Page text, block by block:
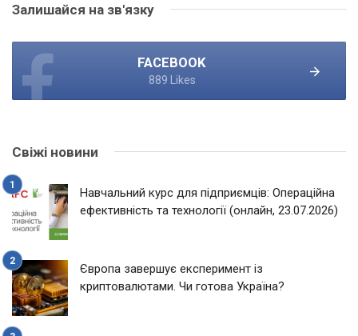
Залишайся на зв'язку
FACEBOOK
889 Likes
Свіжі новини
Навчальний курс для підприємців: Операційна
ефективність та технології (онлайн, 23.07.2026)
Європа завершує експеримент із
криптовалютами. Чи готова Україна?